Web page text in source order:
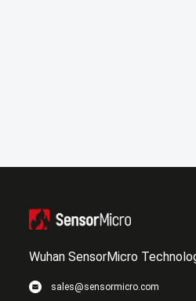
Wuhan SensorMicro
sales@sensormicro.com